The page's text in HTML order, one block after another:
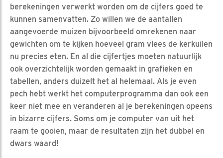
berekeningen verwerkt worden om de cijfers goed te
kunnen samenvatten. Zo willen we de aantallen
aangevoerde muizen bijvoorbeeld omrekenen naar
gewichten om te kijken hoeveel gram vlees de kerkuilen
nu precies eten. En al die cijfertjes moeten natuurlijk
ook overzichtelijk worden gemaakt in grafieken en
tabellen, anders duizelt het al helemaal. Als je even
pech hebt werkt het computerprogramma dan ook een
keer niet mee en veranderen al je berekeningen opeens
in bizarre cijfers. Soms om je computer van uit het
raam te gooien, maar de resultaten zijn het dubbel en
dwars waard!